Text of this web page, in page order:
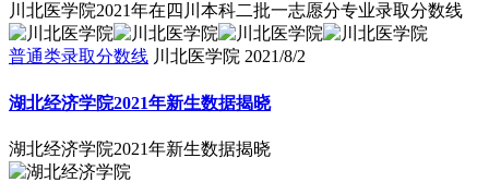
川北医学院2021年在四川本科二批一志愿分专业录取分数线
普通类录取分数线 川北医学院 2021/8/2
湖北经济学院2021年新生数据揭晓
湖北经济学院2021年新生数据揭晓